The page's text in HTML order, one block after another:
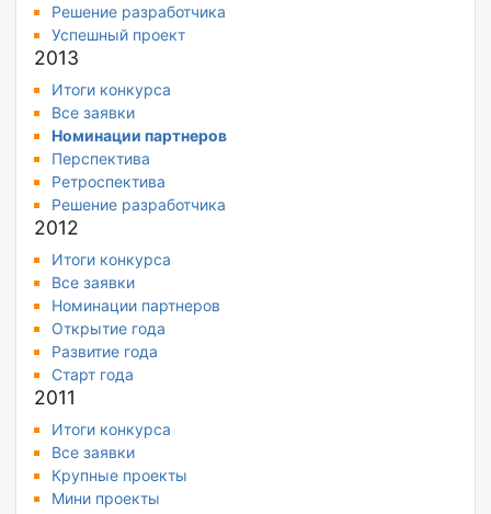
Решение разработчика
Успешный проект
2013
Итоги конкурса
Все заявки
Номинации партнеров
Перспектива
Ретроспектива
Решение разработчика
2012
Итоги конкурса
Все заявки
Номинации партнеров
Открытие года
Развитие года
Старт года
2011
Итоги конкурса
Все заявки
Крупные проекты
Мини проекты